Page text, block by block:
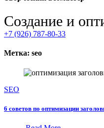
Создание и
+7 (926) 787-80-33
Метка: seo
SEO
6 советов по оптимизации